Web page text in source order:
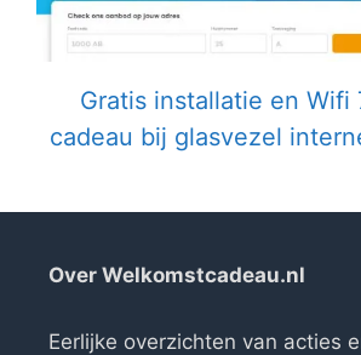
Gratis installatie en Wifi
cadeau bij glasvezel
Over Welkomstcadeau.nl
Eerlijke overzichten van acties